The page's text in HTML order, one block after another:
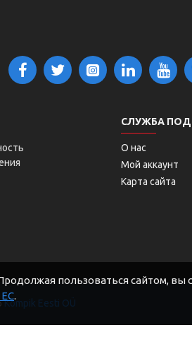
СЛУЖБА
О нас
Мой аккаунт
Карта сайта
Kompik Eesti OÜ
пользоваться сайтом, вы
ЕС.